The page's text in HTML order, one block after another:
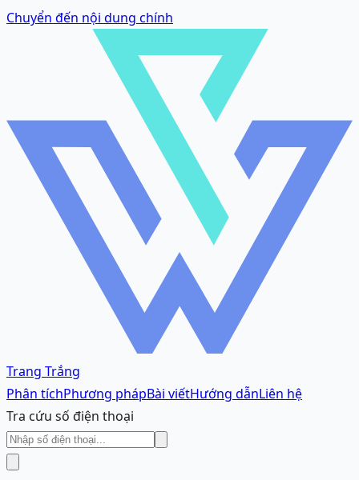
Chuyển đến nội dung chính
Trang Trắng
Phân tíchPhương phápBài viếtHướng dẫnLiên hệ
Tra cứu số điện thoại